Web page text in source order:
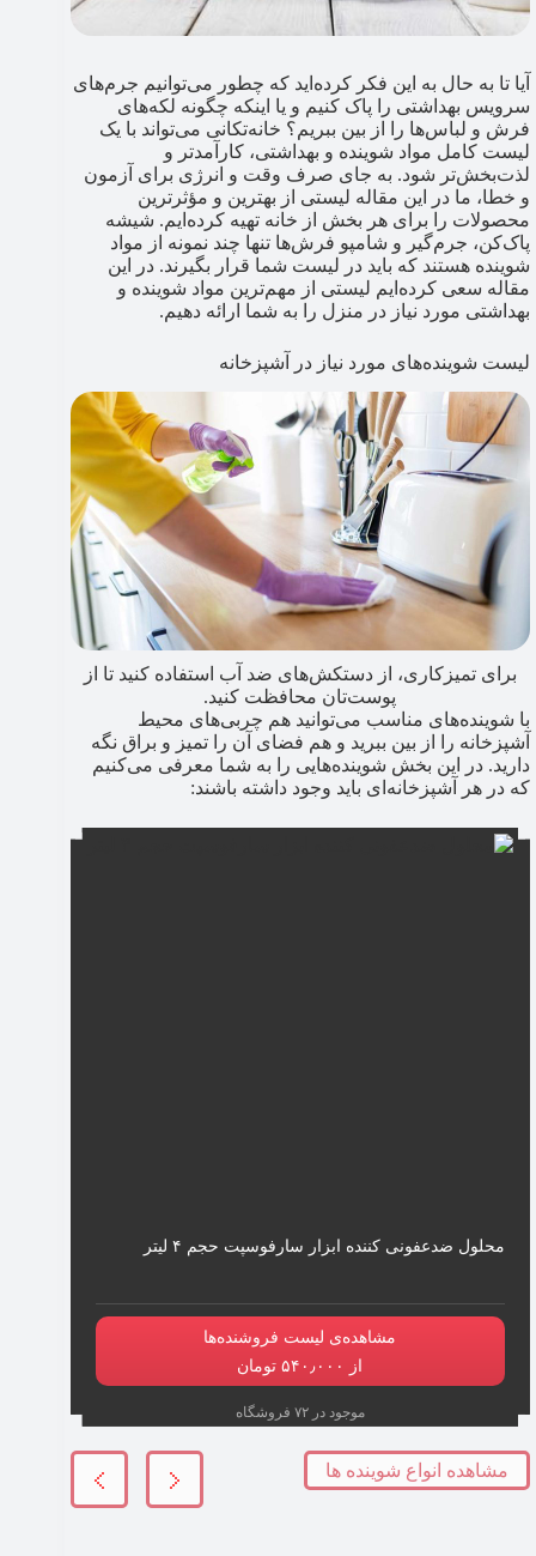
آیا تا به حال به این فکر کرده‌اید که چطور می‌توانیم جرم‌های
سرویس بهداشتی را پاک کنیم و یا اینکه چگونه لکه‌های
فرش و لباس‌ها را از بین ببریم؟ خانه‌تکانی می‌تواند با یک
لیست کامل مواد شوینده و بهداشتی، کارآمدتر و
لذت‌بخش‌تر شود. به جای صرف وقت و انرژی برای آزمون
و خطا، ما در این مقاله لیستی از بهترین و مؤثرترین
محصولات را برای هر بخش از خانه تهیه کرده‌ایم. شیشه‌
پاک‌کن‌، جرم‌گیر و شامپو فرش‌ها تنها چند نمونه از مواد
شوینده هستند که باید در لیست شما قرار بگیرند. در این
مقاله سعی کرده‌ایم لیستی از مهم‌ترین مواد شوینده و
بهداشتی مورد نیاز در منزل را به شما ارائه دهیم.
لیست شوینده‌های مورد نیاز در آشپزخانه
برای تمیزکاری، از دستکش‌های ضد آب استفاده کنید تا از
پوست‌تان محافظت کنید.
با شوینده‌های مناسب می‌توانید هم چربی‌های محیط
آشپزخانه را از بین ببرید و هم فضای آن را تمیز و براق نگه
دارید. در این بخش شوینده‌هایی را به شما معرفی می‌کنیم
که در هر آشپزخانه‌ای باید وجود داشته باشند:
محلول ضدعفونی کننده ابزار سارفوسپت حجم ۴ لیتر
مشاهده‌ی لیست فروشنده‌ها
از ۵۴۰٫۰۰۰ تومان
موجود در ۷۲ فروشگاه
مشاهده انواع شوینده ها